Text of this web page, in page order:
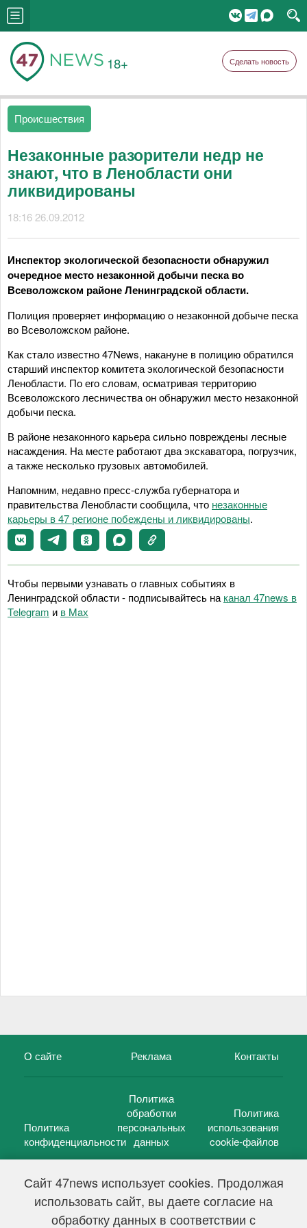
Сайт 47news использует cookies. Продолжая
использовать сайт, вы даете согласие на
обработку данных в соответствии с
18+ Сделать новость
Происшествия
Незаконные разорители недр не
знают, что в Ленобласти они
ликвидированы
18:16 26.09.2012
Инспектор экологической безопасности обнаружил
очередное место незаконной добычи песка во
Всеволожском районе Ленинградской области.
Полиция проверяет информацию о незаконной добыче песка
во Всеволожском районе.
Как стало известно 47News, накануне в полицию обратился
старший инспектор комитета экологической безопасности
Ленобласти. По его словам, осматривая территорию
Всеволожского лесничества он обнаружил место незаконной
добычи песка.
В районе незаконного карьера сильно повреждены лесные
насаждения. На месте работают два экскаватора, погрузчик,
а также несколько грузовых автомобилей.
Напомним, недавно пресс-служба губернатора и
правительства Ленобласти сообщила, что незаконные
карьеры в 47 регионе побеждены и ликвидированы.
Чтобы первыми узнавать о главных событиях в
Ленинградской области - подписывайтесь на канал 47news в
Telegram и в Maх
О сайте Реклама Контакты
Политика
конфиденциальности
Политика
обработки
персональных
данных
Политика
использования
cookie-файлов
47 новостей (47 news)2005 — 2026 г.
Свидетельство о регистрации СМИ Эл № ФС 77-39848, выдано